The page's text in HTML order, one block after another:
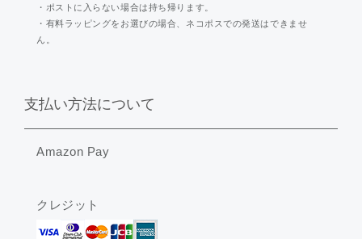
・ポストに入らない場合は持ち帰ります。
・有料ラッピングをお選びの場合、ネコポスでの発送はできませ
ん。
支払い方法について
Amazon Pay
クレジット